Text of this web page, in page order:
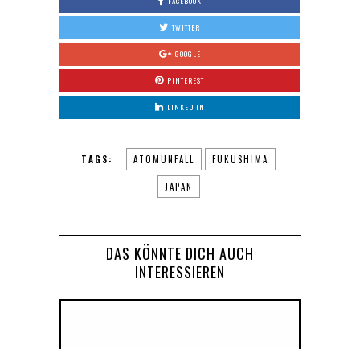
TWITTER
GOOGLE
PINTEREST
LINKED IN
TAGS: ATOMUNFALL FUKUSHIMA
JAPAN
DAS KÖNNTE DICH AUCH
INTERESSIEREN